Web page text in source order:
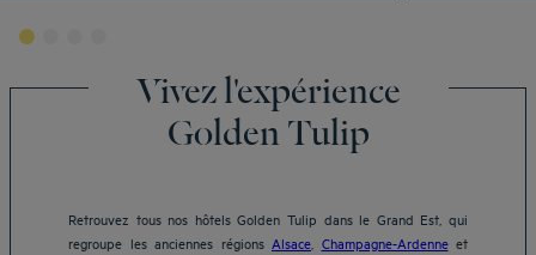
Vivez l'expérience
Golden Tulip
Retrouvez tous nos hôtels Golden Tulip dans le Grand Est, qui
regroupe les anciennes régions Alsace Champagne-Ardenneet